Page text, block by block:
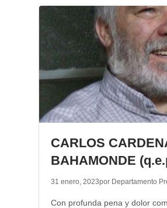
CARLOS
BAHAMONDE
31 enero, 2023por Departamento
Con profunda pena y dolor